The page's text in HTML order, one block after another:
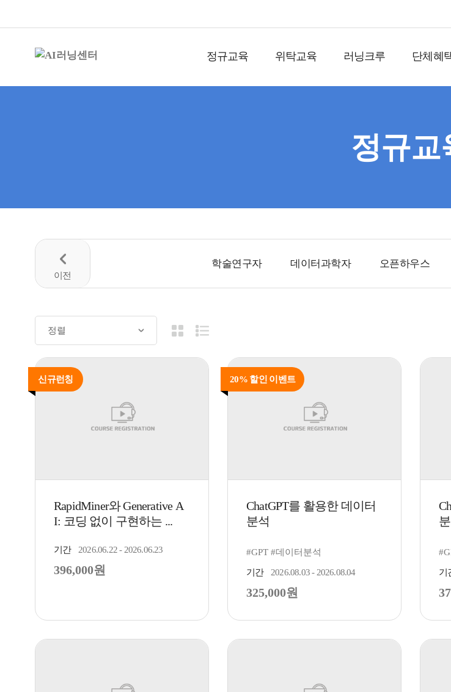
정규교육 위탁교육 러닝크루 단체혜
정규교
학술연구자 데이터과학자 오픈하우스
신규런칭
RapidMiner와 Generative A
I: 코딩 없이 구현하는 ...
기간 2026.06.22 - 2026.06.23
396,000원
20% 할인 이벤트
ChatGPT를 활용한 데이터
분석
#GPT #데이터분석
기간 2026.08.03 - 2026.08.04
325,000원
기